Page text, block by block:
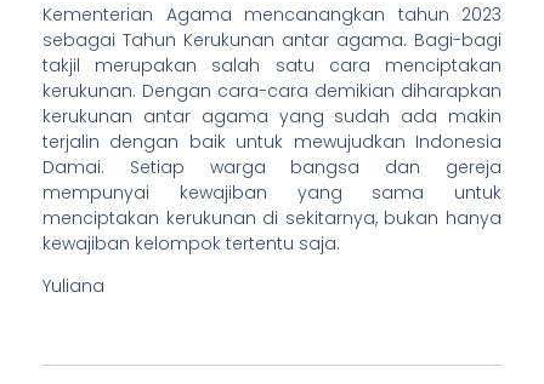
Kementerian Agama mencanangkan tahun 2023
sebagai Tahun Kerukunan antar agama. Bagi-bagi
takjil merupakan salah satu cara menciptakan
kerukunan. Dengan cara-cara demikian diharapkan
kerukunan antar agama yang sudah ada makin
terjalin dengan baik untuk mewujudkan Indonesia
Damai. Setiap warga bangsa dan gereja
mempunyai kewajiban yang sama untuk
menciptakan kerukunan di sekitarnya, bukan hanya
kewajiban kelompok tertentu saja.
Yuliana